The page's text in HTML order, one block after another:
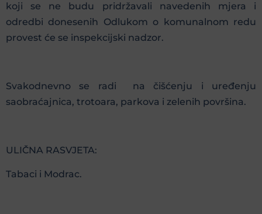
koji se ne budu pridržavali navedenih mjera i
odredbi donesenih Odlukom o komunalnom redu
provest će se inspekcijski nadzor.
Svakodnevno se radi na čišćenju i uređenju
saobraćajnica, trotoara, parkova i zelenih površina.
ULIČNA RASVJETA:
Tabaci i Modrac.